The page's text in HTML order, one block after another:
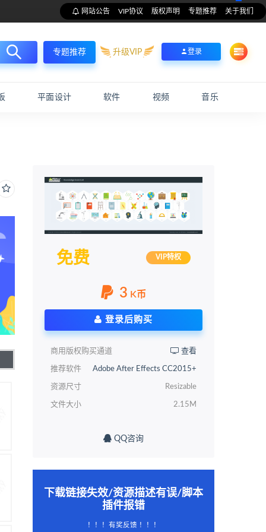
网站公告 VIP协议 版权声明 专题推荐 关于我们
专题推荐 升级VIP 登录
平面设计 软件 视频 音乐
免费 VIP特权
3 K币
登录后购买
商用版权购买通道 查看
推荐软件 Adobe After Effects CC2015+
资源尺寸 Resizable
文件大小 2.15M
QQ咨询
下载链接失效/资源描述有误/脚本
插件报错
！！！有奖反馈 ！！！